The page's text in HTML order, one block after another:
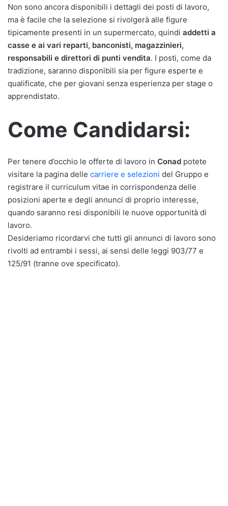
Non sono ancora disponibili i dettagli dei posti di lavoro,
ma è facile che la selezione si rivolgerà alle figure
tipicamente presenti in un supermercato, quindi addetti a
casse e ai vari reparti, banconisti, magazzinieri,
responsabili e direttori di punti vendita. I posti, come da
tradizione, saranno disponibili sia per figure esperte e
qualificate, che per giovani senza esperienza per stage o
apprendistato.
Come Candidarsi:
Per tenere d’occhio le offerte di lavoro in Conad potete
visitare la pagina delle carriere e selezioni del Gruppo e
registrare il curriculum vitae in corrispondenza delle
posizioni aperte e degli annunci di proprio interesse,
quando saranno resi disponibili le nuove opportunità di
lavoro.
Desideriamo ricordarvi che tutti gli annunci di lavoro sono
rivolti ad entrambi i sessi, ai sensi delle leggi 903/77 e
125/91 (tranne ove specificato).